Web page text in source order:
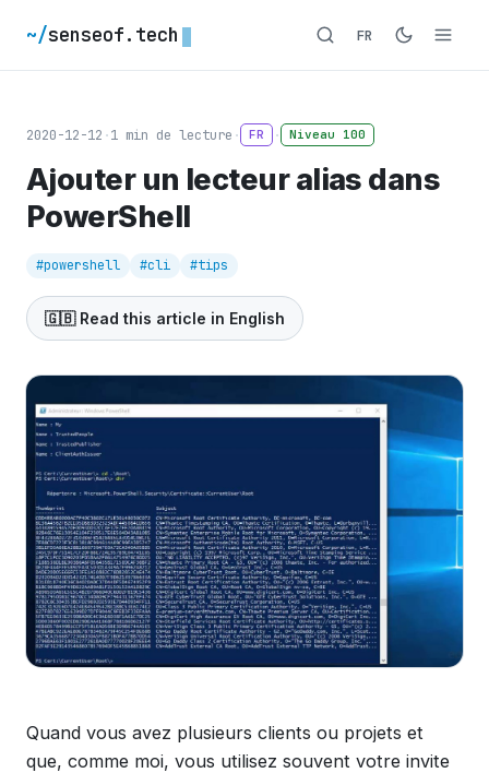
~/senseof.tech FR
2020-12-12 ·1 min de lecture · FR · Niveau 100
Ajouter un lecteur alias dans
PowerShell
#powershell #cli #tips
🇬🇧 Read this article in English
Quand vous avez plusieurs clients ou projets et
que, comme moi, vous utilisez souvent votre invite